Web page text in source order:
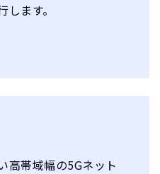
ます。
高帯域幅の5Gネット